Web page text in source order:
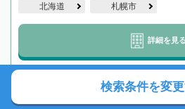
北海道 札幌市
詳細を見る
【西11丁目駅徒歩5分】相続トラ
検索条件を変